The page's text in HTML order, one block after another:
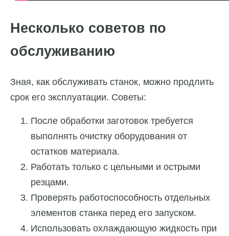
Несколько советов по
обслуживанию
Зная, как обслуживать станок, можно продлить
срок его эксплуатации. Советы:
После обработки заготовок требуется
выполнять очистку оборудования от
остатков материала.
Работать только с цельными и острыми
резцами.
Проверять работоспособность отдельных
элементов станка перед его запуском.
Использовать охлаждающую жидкость при